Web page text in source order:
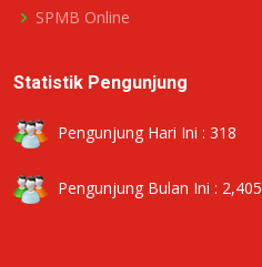
SPMB Online
Statistik Pengunjung
Pengunjung Hari Ini : 318
Pengunjung Bulan Ini : 2,405